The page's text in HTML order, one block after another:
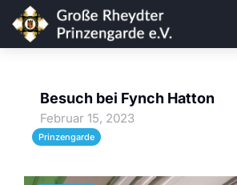
Prinzengarde
Besuch bei Fynch Hatton
Februar 15, 2023